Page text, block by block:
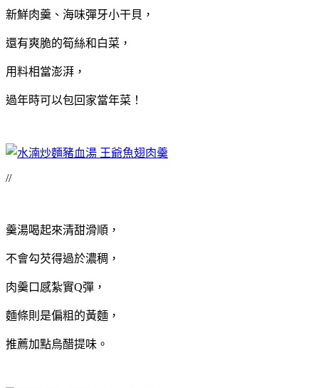
新鮮肉羹、海味彈牙小干貝，
還有爽脆的筍絲和白菜，
用料相當澎湃，
過年時可以包回家當年菜！
//
羹湯喝起來清甜滑順，
不會勾芡得過於濃稠，
肉羹口感紮實Q彈，
麵條則是偏粗的黃麵，
推薦加點烏醋提味。